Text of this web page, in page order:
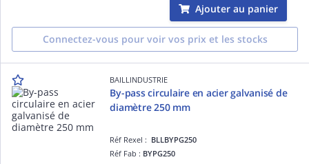
Ajouter au panier
Connectez-vous pour voir vos prix et les stocks
BAILLINDUSTRIE
By-pass circulaire en acier galvanisé de
diamètre 250 mm
Réf Rexel : BLLBYPG250
Réf Fab : BYPG250